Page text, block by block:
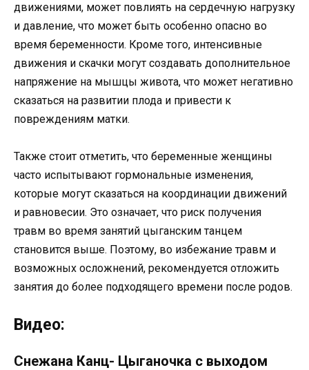
движениями, может повлиять на сердечную нагрузку
и давление, что может быть особенно опасно во
время беременности. Кроме того, интенсивные
движения и скачки могут создавать дополнительное
напряжение на мышцы живота, что может негативно
сказаться на развитии плода и привести к
повреждениям матки.
Также стоит отметить, что беременные женщины
часто испытывают гормональные изменения,
которые могут сказаться на координации движений
и равновесии. Это означает, что риск получения
травм во время занятий цыганским танцем
становится выше. Поэтому, во избежание травм и
возможных осложнений, рекомендуется отложить
занятия до более подходящего времени после родов.
Видео:
Снежана Канц- Цыганочка с выходом